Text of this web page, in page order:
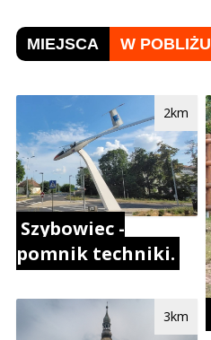
MIEJSCA W POBLIŻU
Szybowiec -
pomnik techniki.
2km
3km